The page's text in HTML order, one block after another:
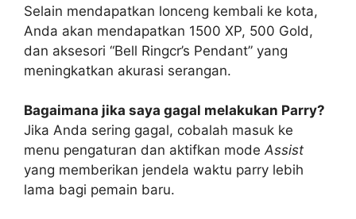
Selain mendapatkan lonceng kembali ke kota,
Anda akan mendapatkan 1500 XP, 500 Gold,
dan aksesori “Bell Ringcr’s Pendant” yang
meningkatkan akurasi serangan.
Bagaimana jika saya gagal melakukan Parry?
Jika Anda sering gagal, cobalah masuk ke
menu pengaturan dan aktifkan modeAssist
yang memberikan jendela waktu parry lebih
lama bagi pemain baru.